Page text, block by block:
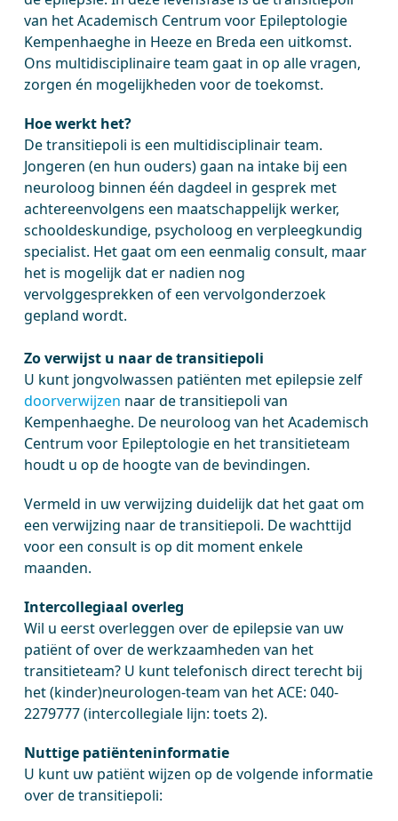
van het Academisch Centrum voor Epileptologie
Kempenhaeghe in Heeze en Breda een uitkomst.
Ons multidisciplinaire team gaat in op alle vragen,
zorgen én mogelijkheden voor de toekomst.
Hoe werkt het?
De transitiepoli is een multidisciplinair team.
Jongeren (en hun ouders) gaan na intake bij een
neuroloog binnen één dagdeel in gesprek met
achtereenvolgens een maatschappelijk werker,
schooldeskundige, psycholoog en verpleegkundig
specialist. Het gaat om een eenmalig consult, maar
het is mogelijk dat er nadien nog
vervolggesprekken of een vervolgonderzoek
gepland wordt.
Zo verwijst u naar de transitiepoli
U kunt jongvolwassen patiënten met epilepsie zelf
doorverwijzen naar de transitiepoli van
Kempenhaeghe. De neuroloog van het Academisch
Centrum voor Epileptologie en het transitieteam
houdt u op de hoogte van de bevindingen.
Vermeld in uw verwijzing duidelijk dat het gaat om
een verwijzing naar de transitiepoli. De wachttijd
voor een consult is op dit moment enkele
maanden.
Intercollegiaal overleg
Wil u eerst overleggen over de epilepsie van uw
patiënt of over de werkzaamheden van het
transitieteam? U kunt telefonisch direct terecht bij
het (kinder)neurologen-team van het ACE: 040-
2279777 (intercollegiale lijn: toets 2).
Nuttige patiënteninformatie
U kunt uw patiënt wijzen op de volgende informatie
over de transitiepoli: